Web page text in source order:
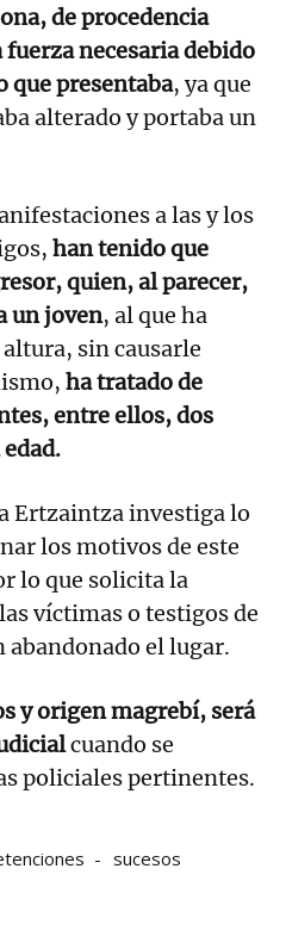
de procedencia
necesaria debido
que presentaba, ya que
alterado y portaba un
a las y los
han tenido que
quien, al parecer,
un joven, al que ha
altura, sin causarle
ha tratado de
entre ellos, dos
Ertzaintza investiga lo
los motivos de este
lo que solicita la
víctimas o testigos de
abandonado el lugar.
y origen magrebí, será
cuando se
policiales pertinentes.
sucesos